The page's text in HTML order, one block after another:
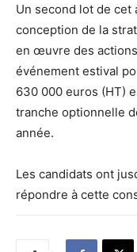
Un second lot de cet
conception de la
en œuvre des
événement estival
630 000 euros (HT)
tranche optionnelle
année.
Les candidats ont
répondre à cette